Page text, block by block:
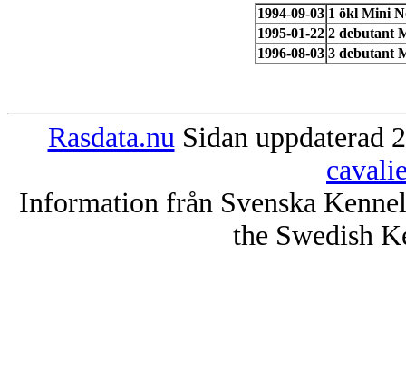
1994-09-03 1 ökl Mini
1995-01-22 2 debutant
1996-08-03 3 debutant
Rasdata.nu Sidan uppdaterad
Information från Svenska
the Swedish